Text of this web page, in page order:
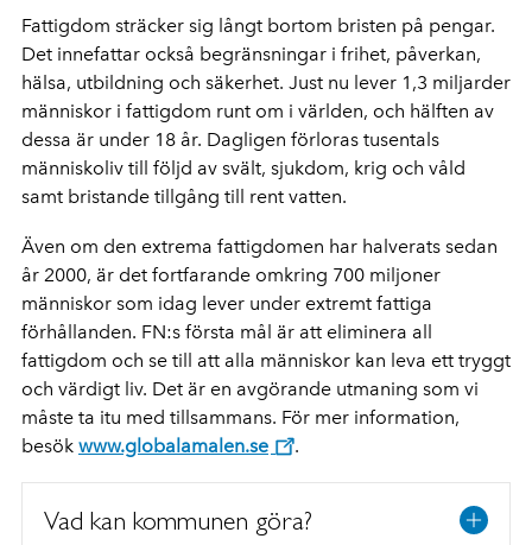
Fattigdom sträcker sig långt bortom bristen på pengar.
Det innefattar också begränsningar i frihet, påverkan,
hälsa, utbildning och säkerhet. Just nu lever 1,3 miljarder
människor i fattigdom runt om i världen, och hälften av
dessa är under 18 år. Dagligen förloras tusentals
människoliv till följd av svält, sjukdom, krig och våld
samt bristande tillgång till rent vatten.
Även om den extrema fattigdomen har halverats sedan
år 2000, är det fortfarande omkring 700 miljoner
människor som idag lever under extremt fattiga
förhållanden. FN:s första mål är att eliminera all
fattigdom och se till att alla människor kan leva ett tryggt
och värdigt liv. Det är en avgörande utmaning som vi
måste ta itu med tillsammans. För mer information,
besök www.globalamalen.se .
Vad kan kommunen göra?